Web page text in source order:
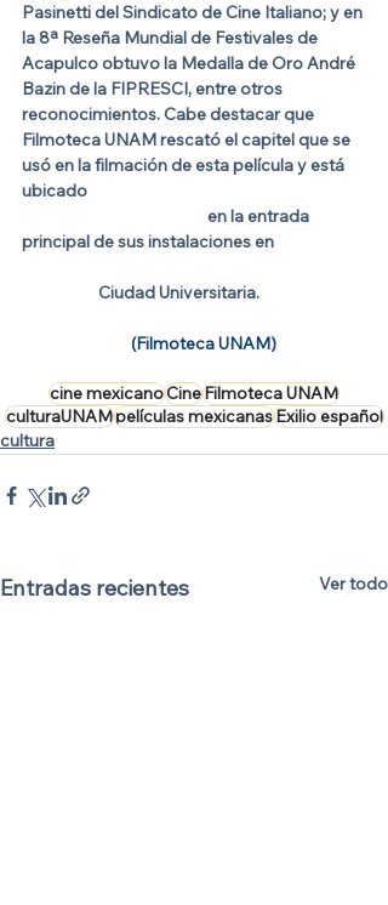
Pasinetti del Sindicato de Cine Italiano; y en
la 8ª Reseña Mundial de Festivales de
Acapulco obtuvo la Medalla de Oro André
Bazin de la FIPRESCI, entre otros
reconocimientos. Cabe destacar que
Filmoteca UNAM rescató el capitel que se
usó en la filmación de esta película y está
ubicado
                                                   en la entrada
principal de sus instalaciones en
                     Ciudad Universitaria.
  (Filmoteca UNAM)
cine mexicanoCineFilmoteca UNAM
culturaUNAMpelículas mexicanasExilio español
cultura
Entradas recientes Ver todo